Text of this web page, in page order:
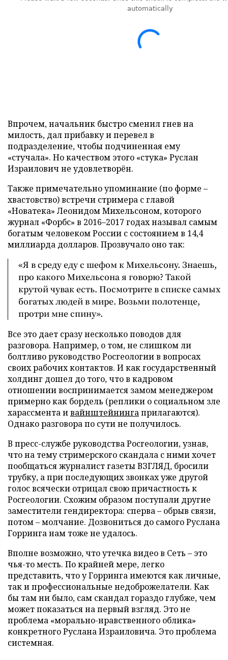
Впрочем, начальник быстро сменил гнев на
милость, дал прибавку и перевел в
подразделение, чтобы подчиненная ему
«стучала». Но качеством этого «стука» Руслан
Израилович не удовлетворён.
Также примечательно упоминание (по форме –
хвастовство) встречи стримера с главой
«Новатека» Леонидом Михельсоном, которого
журнал «Форбс» в 2016–2017 годах называл самым
богатым человеком России с состоянием в 14,4
миллиарда долларов. Прозвучало оно так:
«Я в среду еду с шефом к Михельсону. Знаешь,
про какого Михельсона я говорю? Такой
крутой чувак есть. Посмотрите в списке самых
богатых людей в мире. Возьми полотенце,
протри мне спину».
Все это дает сразу несколько поводов для
разговора. Например, о том, не слишком ли
болтливо руководство Росгеологии в вопросах
своих рабочих контактов. И как государственный
холдинг дошел до того, что в кадровом
отношении воспринимается замом менеджером
примерно как бордель (реплики о социальном зле
харассмента ивайнштейнингаприлагаются).
Однако разговора по сути не получилось.
В пресс-службе руководства Росгеологии, узнав,
что на тему стримерского скандала с ними хочет
пообщаться журналист газеты ВЗГЛЯД, бросили
трубку, а при последующих звонках уже другой
голос всячески отрицал свою причастность к
Росгеологии. Схожим образом поступали другие
заместители гендиректора: сперва – обрыв связи,
потом – молчание. Дозвониться до самого Руслана
Горринга нам тоже не удалось.
Вполне возможно, что утечка видео в Сеть – это
чья-то месть. По крайней мере, легко
представить, что у Горринга имеются как личные,
так и профессиональные недоброжелатели. Как
бы там ни было, сам скандал гораздо глубже, чем
может показаться на первый взгляд. Это не
проблема «морально-нравственного облика»
конкретного Руслана Израиловича. Это проблема
системная.